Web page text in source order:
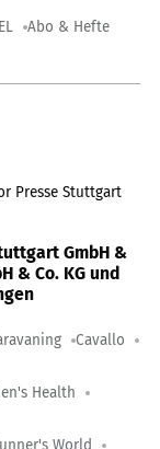
Abo & Hefte
Presse Stuttgart
GmbH &
& Co. KG und
Cavallo
Health